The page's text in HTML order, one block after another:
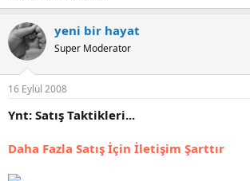
yeni bir hayat
Super Moderator
16 Eylül 2008
Ynt: Satış Taktikleri...
Daha Fazla Satış İçin İletişim Şarttır